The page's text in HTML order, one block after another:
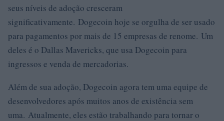
seus níveis de adoção cresceram
significativamente. Dogecoin hoje se orgulha de ser usado
para pagamentos por mais de 15 empresas de renome. Um
deles é o Dallas Mavericks, que usa Dogecoin para
ingressos e venda de mercadorias.
Além de sua adoção, Dogecoin agora tem uma equipe de
desenvolvedores após muitos anos de existência sem
uma. Atualmente, eles estão trabalhando para tornar o